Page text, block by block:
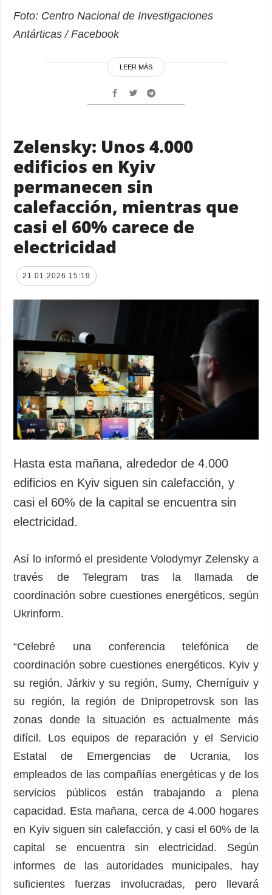
Foto: Centro Nacional de Investigaciones
Antárticas / Facebook
LEER MÁS
Zelensky: Unos 4.000
edificios en Kyiv
permanecen sin
calefacción, mientras que
casi el 60% carece de
electricidad
21.01.2026 15:19
Hasta esta mañana, alrededor de 4.000
edificios en Kyiv siguen sin calefacción, y
casi el 60% de la capital se encuentra sin
electricidad.
Así lo informó el presidente Volodymyr Zelensky a
través de Telegram tras la llamada de
coordinación sobre cuestiones energéticos, según
Ukrinform.
“Celebré una conferencia telefónica de
coordinación sobre cuestiones energéticos. Kyiv y
su región, Járkiv y su región, Sumy, Cherníguiv y
su región, la región de Dnipropetrovsk son las
zonas donde la situación es actualmente más
difícil. Los equipos de reparación y el Servicio
Estatal de Emergencias de Ucrania, los
empleados de las compañías energéticas y de los
servicios públicos están trabajando a plena
capacidad. Esta mañana, cerca de 4.000 hogares
en Kyiv siguen sin calefacción, y casi el 60% de la
capital se encuentra sin electricidad. Según
informes de las autoridades municipales, hay
suficientes fuerzas involucradas, pero llevará